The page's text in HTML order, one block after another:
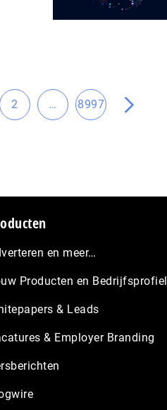
Ga
2
Tussenliggende
pagina's
…
Ga
8997
Ga
en meer…
Producten en Bedrijfsprofiel
& Leads
& Employer Branding